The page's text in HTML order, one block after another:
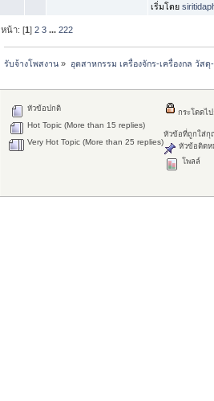
เริ่มโดย
หน้า: [1]2 3 ...222
รับจ้างโพสงาน » อุตสาหกรรม เครื่องจักร-เครื่องกล วัส
กระโดดไ
หัวข้อปกติ
Hot Topic (More than 15 replies)
Very Hot Topic (More than 25 replies)
หัวข้อที่ถูกใส่กุ
หัวข้อติดห
โพลล์